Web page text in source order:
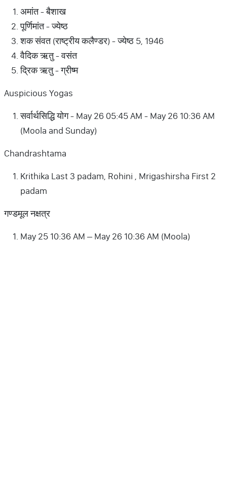
अमांत - बैशाख
पूर्णिमांत - ज्येष्ठ
शक संवत (राष्ट्रीय कलैण्डर) - ज्येष्ठ 5, 1946
वैदिक ऋतु - वसंत
द्रिक ऋतु - ग्रीष्म
Auspicious Yogas
सर्वार्थसिद्धि योग - May 26 05:45 AM - May 26 10:36 AM
(Moola and Sunday)
Chandrashtama
Krithika Last 3 padam, Rohini , Mrigashirsha First 2
padam
गण्डमूल नक्षत्र
May 25 10:36 AM – May 26 10:36 AM (Moola)